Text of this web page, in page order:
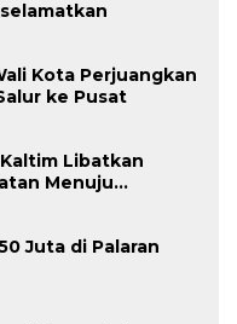
Kota Perjuangkan
ke Pusat
Kaltim Libatkan
Menuju
Juta di Palaran